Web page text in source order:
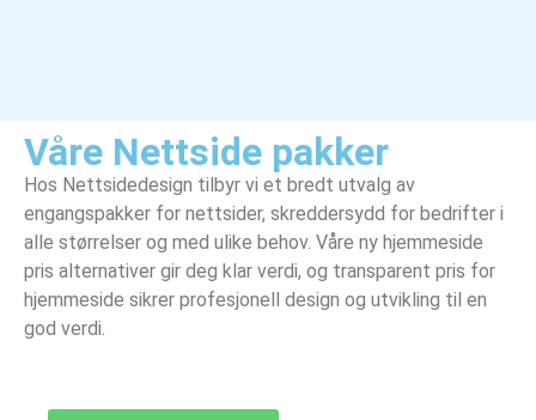
Våre Nettside pakker
Hos Nettsidedesign tilbyr vi et bredt utvalg av
engangspakker for nettsider, skreddersydd for bedrifter i
alle størrelser og med ulike behov. Våre ny hjemmeside
pris alternativer gir deg klar verdi, og transparent pris for
hjemmeside sikrer profesjonell design og utvikling til en
god verdi.